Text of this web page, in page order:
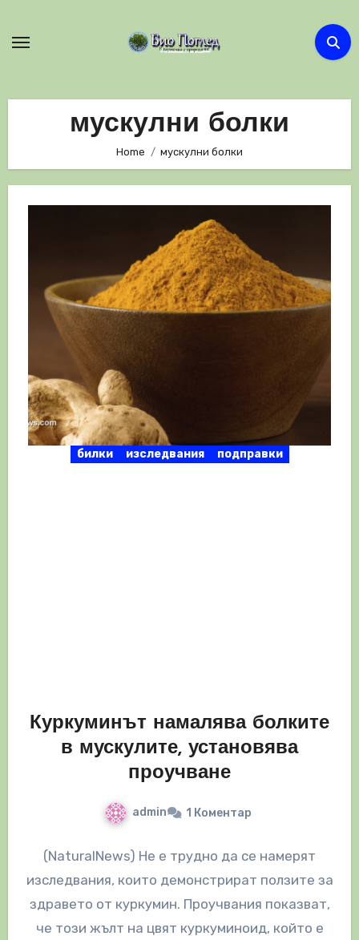
мускулни болки
Home мускулни болки
билки изследвания подправки
Куркуминът намалява болките
в мускулите, установява
проучване
admin 1 Коментар
(NaturalNews) Не е трудно да се намерят
изследвания, които демонстрират ползите за
здравето от куркумин. Проучвания показват,
че този жълт на цвят куркуминоид, който е